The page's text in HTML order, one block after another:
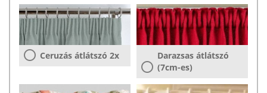
Ceruzás átlátszó 2x
Darazsas átlátszó
(7cm-es)